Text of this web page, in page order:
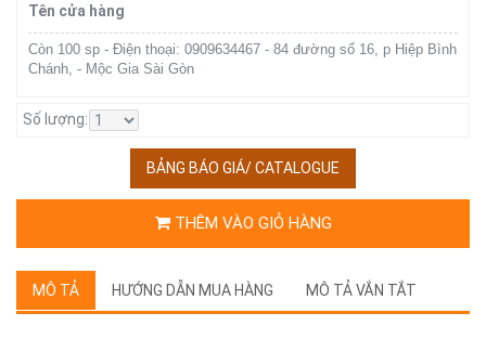
Tên cửa hàng
Còn 100 sp - Điện thoại: 0909634467 - 84 đường số 16, p Hiệp Bình
Chánh, - Mộc Gia Sài Gòn
Số lượng:
BẢNG BÁO GIÁ/ CATALOGUE
THÊM VÀO GIỎ HÀNG
MÔ TẢ HƯỚNG DẪN MUA HÀNG MÔ TẢ VẮN TẮT